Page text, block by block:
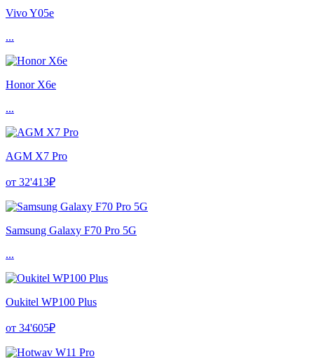
Vivo Y05e
...
Honor X6e
...
AGM X7 Pro
от 32'413₽
Samsung Galaxy F70 Pro 5G
...
Oukitel WP100 Plus
от 34'605₽